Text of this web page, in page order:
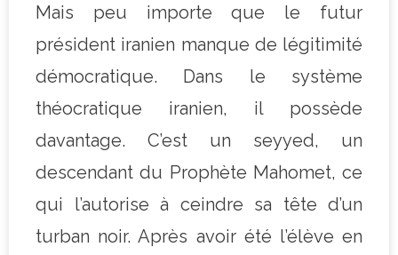
Mais peu importe que le futur
président iranien manque de légitimité
démocratique. Dans le système
théocratique iranien, il possède
davantage. C’est un seyyed, un
descendant du Prophète Mahomet, ce
qui l’autorise à ceindre sa tête d’un
turban noir. Après avoir été l’élève en